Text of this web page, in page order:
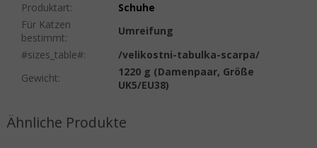
Produktart:
Schuhe
Für Katzen
bestimmt:
Umreifung
#sizes_table#:
/velikostni-tabulka-scarpa/
Gewicht:
1220 g (Damenpaar, Größe
UK5/EU38)